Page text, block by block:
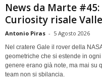
News da Marte
Curiosity risale
Antonio Piras - 5 Agosto 2026
Nel cratere Gale il rover della
geometriche che si estende in
genere erano già note, ma mai su
team non si sbilancia.